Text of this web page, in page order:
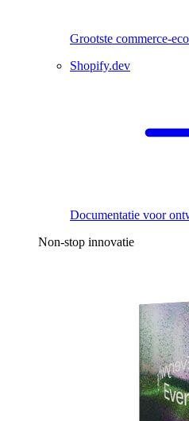
Grootste commerce-
Shopify.dev
Documentatie voor
Non-stop innovatie